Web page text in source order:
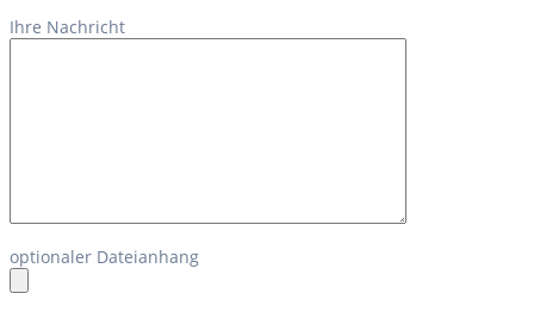
Ihre Nachricht
optionaler Dateianhang